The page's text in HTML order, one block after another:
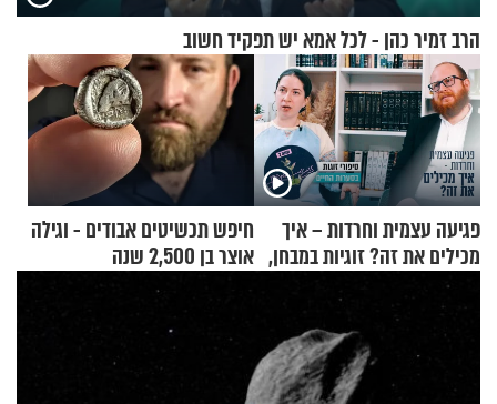
הרב זמיר כהן - לכל אמא יש תפקיד חשוב
פגיעה עצמית וחרדות – איך
מכילים את זה? זוגיות במבחן,
הפעם עם יהודית ואלתר כהן
חיפש תכשיטים אבודים - וגילה
אוצר בן 2,500 שנה